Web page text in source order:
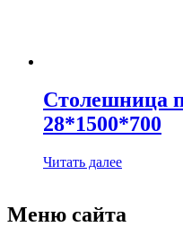
Столешница
28*1500*700
Читать далее
Меню сайта